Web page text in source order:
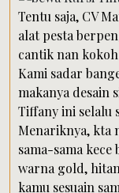
Tentu saja, CV
alat pesta
cantik nan
Kami sadar
makanya desain
Tiffany ini selalu
Menariknya, kta
sama-sama kece
warna gold,
kamu sesuain